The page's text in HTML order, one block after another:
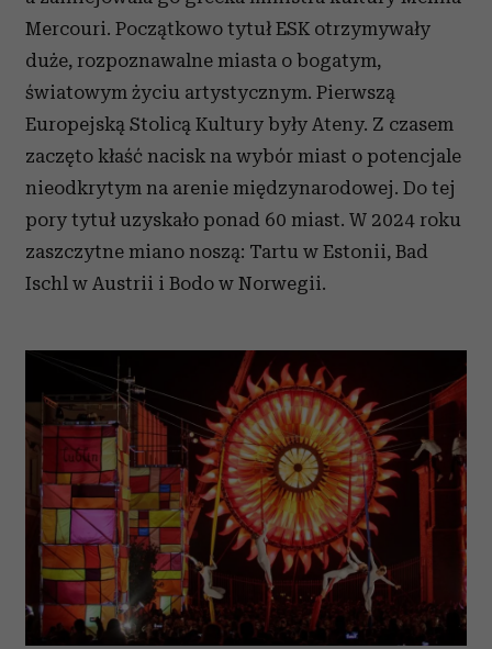
Mercouri. Początkowo tytuł ESK otrzymywały
duże, rozpoznawalne miasta o bogatym,
światowym życiu artystycznym. Pierwszą
Europejską Stolicą Kultury były Ateny. Z czasem
zaczęto kłaść nacisk na wybór miast o potencjale
nieodkrytym na arenie międzynarodowej. Do tej
pory tytuł uzyskało ponad 60 miast. W 2024 roku
zaszczytne miano noszą: Tartu w Estonii, Bad
Ischl w Austrii i Bodo w Norwegii.